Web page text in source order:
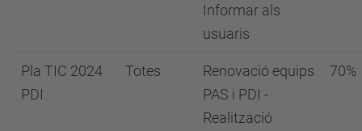
Informar als
usuaris
Pla TIC 2024
PDI
Totes
Renovació equips
PAS i PDI -
Realització
70%